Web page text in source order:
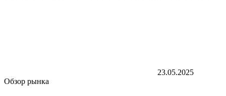
23.05.2025
Обзор рынка